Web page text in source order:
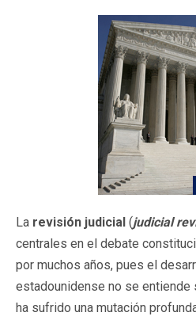
La revisión judicial (judicial
centrales en el debate
por muchos años, pues el
estadounidense no se entiende
ha sufrido una mutación